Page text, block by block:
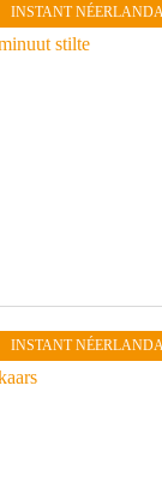
INSTANT
INSTANT